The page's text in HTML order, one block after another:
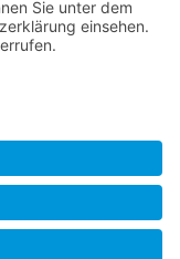
e.V
Impressum